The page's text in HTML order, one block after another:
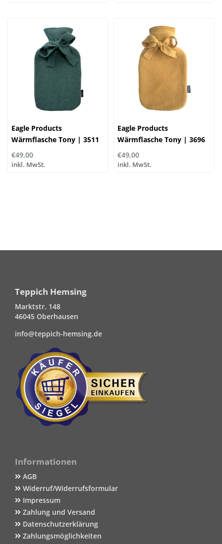
Eagle Products
Wärmflasche Tony | 3511
blackforest | 65%
Polyester, 35% Baumwolle
€49,00
inkl. MwSt.
Eagle Products
Wärmflasche Tony | 3696
curry | 65% Polyester, 35%
Baumwolle
€49,00
inkl. MwSt.
Teppich Hemsing
Marktstr. 148
46045 Oberhausen
info@teppich-hemsing.de
Informationen
AGB
Widerruf/Widerrufsformular
Impressum
Zahlung und Versand
Datenschutzerklärung
Zahlungsmöglichkeiten